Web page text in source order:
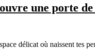
une porte
délicat où naissent tes